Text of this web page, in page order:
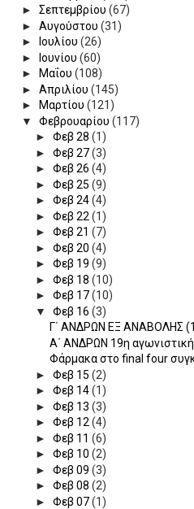
► Σεπτεμβρίου (67)
► Αυγούστου (31)
►
Ιουλίου (26)
►
Ιουνίου (60)
►
Μαΐου (108)
► Απριλίου (145)
►
Μαρτίου (121)
▼ Φεβρουαρίου (117)
► Φεβ 28 (1)
► Φεβ 27(3)
► Φεβ 26 (4)
► Φεβ 25 (9)
► Φεβ 24(4)
► Φεβ 22 (1)
► Φεβ 21 (7)
► Φεβ 20 (4)
► Φεβ 19 (9)
► Φεβ 18 (10)
► Φεβ 17(10)
▼ Φεβ 16 (3)
Γ΄ ΑΝΔΡΩΝ ΕΞ ΑΝΑΒΟΛΗΣ
Α΄ ΑΝΔΡΩΝ 19η
Φάρμακα στο final four
► Φεβ 15 (2)
► Φεβ 14(1)
► Φεβ 13 (3)
► Φεβ 12(4)
► Φεβ 11 (6)
► Φεβ 10 (2)
► Φεβ 09 (3)
► Φεβ 08 (2)
► Φεβ 07(1)